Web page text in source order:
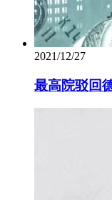
2021/12/27
最高院驳回